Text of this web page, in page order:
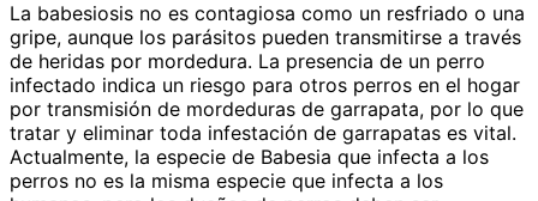
La babesiosis no es contagiosa como un resfriado o una
gripe, aunque los parásitos pueden transmitirse a través
de heridas por mordedura. La presencia de un perro
infectado indica un riesgo para otros perros en el hogar
por transmisión de mordeduras de garrapata, por lo que
tratar y eliminar toda infestación de garrapatas es vital.
Actualmente, la especie de Babesia que infecta a los
perros no es la misma especie que infecta a los